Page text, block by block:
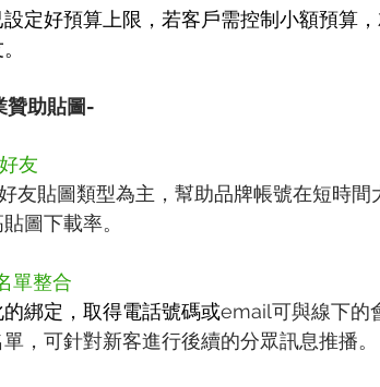
定好預算上限，若客戶需控制小額預算
贊助貼圖-
友
友貼圖類型為主，幫助品牌帳號在短時間
圖下載率。
單整合
綁定，取得電話號碼或email可與線下的
，可針對新客進行後續的分眾訊息推播。